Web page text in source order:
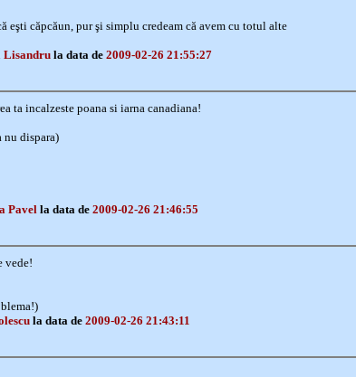
eşti căpcăun, pur şi simplu credeam că avem cu totul alte
Lisandrula data de 2009-02-26 21:55:27
ta incalzeste poana si iarna canadiana!
nu dispara)
Pavel la data de 2009-02-26 21:46:55
vede!
la data de 2009-02-26 21:43:11